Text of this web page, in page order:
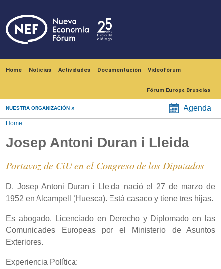
Home Noticias Actividades Documentación Videofórum
Fórum Europa Bruselas
NUESTRA ORGANIZACIÓN Agenda
Home
Josep Antoni Duran i Lleida
Portavoz de CiU en el Congreso de los Diputados
D. Josep Antoni Duran i Lleida nació el 27 de marzo de
1952 en Alcampell (Huesca). Está casado y tiene tres hijas.
Es abogado. Licenciado en Derecho y Diplomado en las
Comunidades Europeas por el Ministerio de Asuntos
Exteriores.
Experiencia Política: